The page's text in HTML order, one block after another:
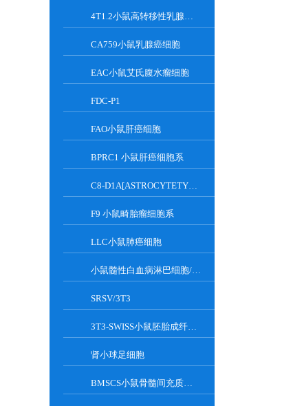
4T1.2小鼠高转移性乳腺癌细胞
CA759小鼠乳腺癌细胞
EAC小鼠艾氏腹水瘤细胞
FDC-P1
FAO小鼠肝癌细胞
BPRC1 小鼠肝癌细胞系
C8-D1A[ASTROCYTETYPEICLONE]小鼠小脑细胞
F9 小鼠畸胎瘤细胞系
LLC小鼠肺癌细胞
小鼠髓性白血病淋巴细胞/小鼠白血病G-CSF依赖性细胞
SRSV/3T3
3T3-SWISS小鼠胚胎成纤维细胞
肾小球足细胞
BMSCS小鼠骨髓间充质干细胞